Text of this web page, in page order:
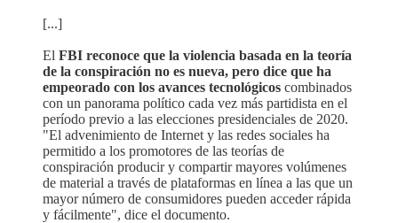
[...]
El FBI reconoce que la violencia basada en la teoría
de la conspiración no es nueva, pero dice que ha
empeorado con los avances tecnológicos combinados
con un panorama político cada vez más partidista en el
período previo a las elecciones presidenciales de 2020.
"El advenimiento de Internet y las redes sociales ha
permitido a los promotores de las teorías de
conspiración producir y compartir mayores volúmenes
de material a través de plataformas en línea a las que un
mayor número de consumidores pueden acceder rápida
y fácilmente", dice el documento.